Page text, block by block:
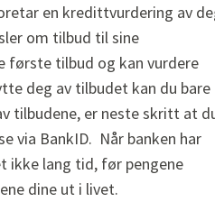
en kredittvurdering av
om tilbud til sine
første tilbud og kan vurdere
deg av tilbudet kan du bare
tilbudene, er neste skritt at
via BankID. Når banken har
ikke lang tid, før pengene
dine ut i livet.